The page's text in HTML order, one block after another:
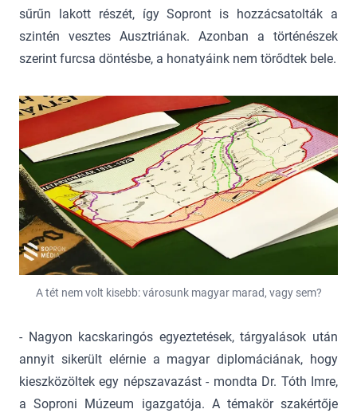
sűrűn lakott részét, így Sopront is hozzácsatolták a
szintén vesztes Ausztriának. Azonban a történészek
szerint furcsa döntésbe, a honatyáink nem törődtek bele.
A tét nem volt kisebb: városunk magyar marad, vagy sem?
- Nagyon kacskaringós egyeztetések, tárgyalások után
annyit sikerült elérnie a magyar diplomáciának, hogy
kieszközöltek egy népszavazást - mondta Dr. Tóth Imre,
a Soproni Múzeum igazgatója. A témakör szakértője